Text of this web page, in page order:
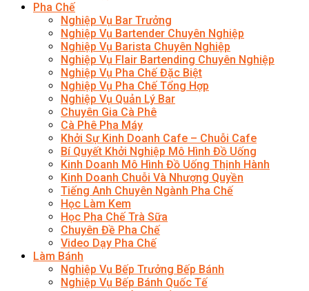
Pha Chế
Nghiệp Vụ Bar Trưởng
Nghiệp Vụ Bartender Chuyên Nghiệp
Nghiệp Vụ Barista Chuyên Nghiệp
Nghiệp Vụ Flair Bartending Chuyên Nghiệp
Nghiệp Vụ Pha Chế Đặc Biệt
Nghiệp Vụ Pha Chế Tổng Hợp
Nghiệp Vụ Quản Lý Bar
Chuyên Gia Cà Phê
Cà Phê Pha Máy
Khởi Sự Kinh Doanh Cafe – Chuỗi Cafe
Bí Quyết Khởi Nghiệp Mô Hình Đồ Uống
Kinh Doanh Mô Hình Đồ Uống Thịnh Hành
Kinh Doanh Chuỗi Và Nhượng Quyền
Tiếng Anh Chuyên Ngành Pha Chế
Học Làm Kem
Học Pha Chế Trà Sữa
Chuyên Đề Pha Chế
Video Dạy Pha Chế
Làm Bánh
Nghiệp Vụ Bếp Trưởng Bếp Bánh
Nghiệp Vụ Bếp Bánh Quốc Tế